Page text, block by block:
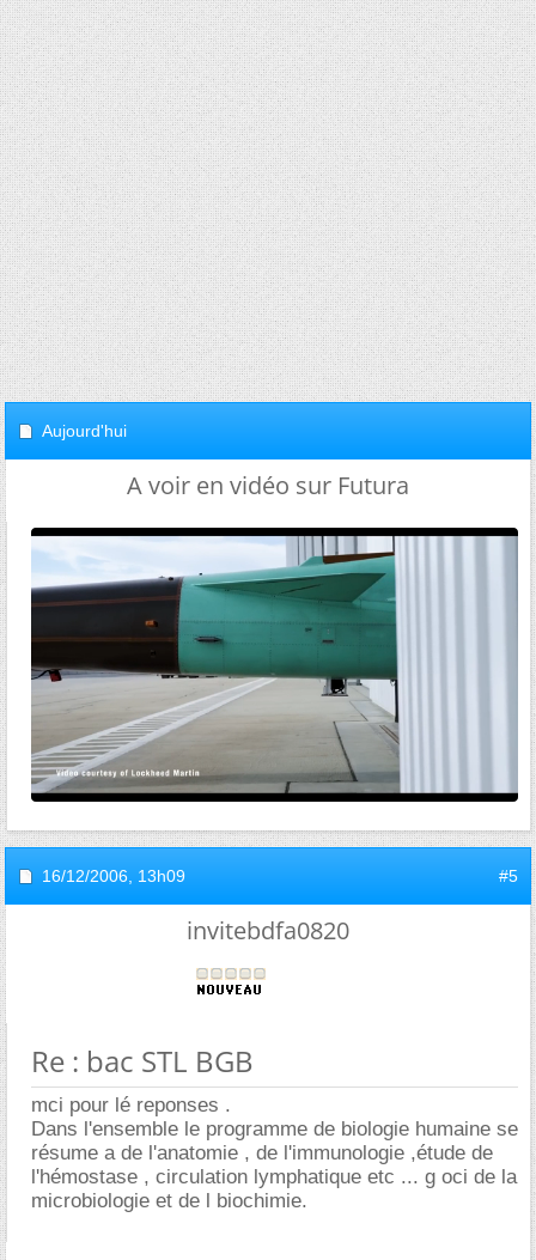
Aujourd'hui
A voir en vidéo sur Futura
16/12/2006, 13h09 #5
invitebdfa0820
Re : bac STL BGB
mci pour lé reponses .
Dans l'ensemble le programme de biologie humaine se
résume a de l'anatomie , de l'immunologie ,étude de
l'hémostase , circulation lymphatique etc ... g oci de la
microbiologie et de l biochimie.